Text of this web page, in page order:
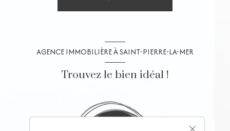
AGENCE IMMOBILIÈRE À SAINT-PIERRE-LA-MER
Trouvez le bien idéal !